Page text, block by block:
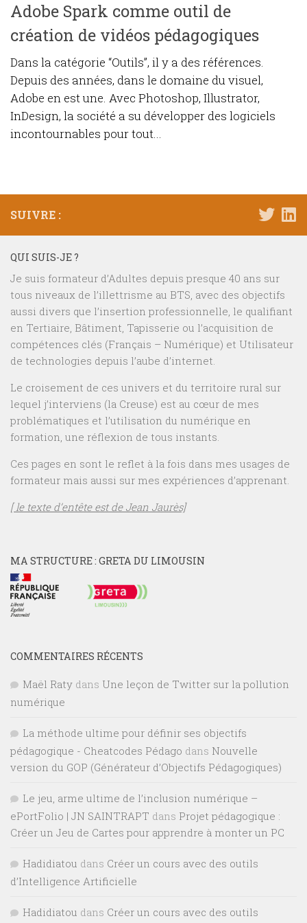
Adobe Spark comme outil de
création de vidéos pédagogiques
Dans la catégorie “Outils”, il y a des références.
Depuis des années, dans le domaine du visuel,
Adobe en est une. Avec Photoshop, Illustrator,
InDesign, la société a su développer des logiciels
incontournables pour tout...
SUIVRE :
QUI SUIS-JE ?
Je suis formateur d’Adultes depuis presque 40 ans sur
tous niveaux de l’illettrisme au BTS, avec des objectifs
aussi divers que l’insertion professionnelle, le qualifiant
en Tertiaire, Bâtiment, Tapisserie ou l’acquisition de
compétences clés (Français – Numérique) et Utilisateur
de technologies depuis l’aube d’internet.
Le croisement de ces univers et du territoire rural sur
lequel j’interviens (la Creuse) est au cœur de mes
problématiques et l’utilisation du numérique en
formation, une réflexion de tous instants.
Ces pages en sont le reflet à la fois dans mes usages de
formateur mais aussi sur mes expériences d’apprenant.
[ le texte d’entête est de Jean Jaurès]
MA STRUCTURE : GRETA DU LIMOUSIN
COMMENTAIRES RÉCENTS
Maël Raty dans Une leçon de Twitter sur la pollution
numérique
La méthode ultime pour définir ses objectifs
pédagogique - Cheatcodes Pédago dans Nouvelle
version du GOP (Générateur d’Objectifs Pédagogiques)
Le jeu, arme ultime de l’inclusion numérique –
ePortFolio | JN SAINTRAPT dans Projet pédagogique :
Créer un Jeu de Cartes pour apprendre à monter un PC
Hadidiatou dans Créer un cours avec des outils
d’Intelligence Artificielle
Hadidiatou dans Créer un cours avec des outils